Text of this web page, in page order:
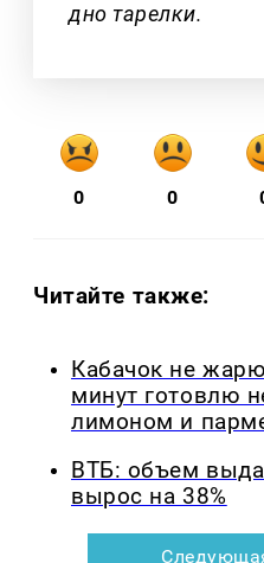
дно тарелки.
0 0
Читайте также:
Кабачок не
минут готовлю
лимоном и
ВТБ: объем
вырос на 38%